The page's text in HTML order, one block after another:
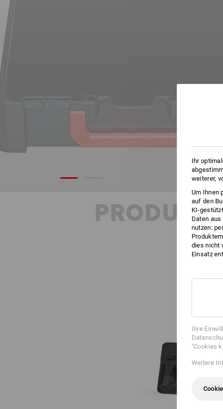
Ihr
weiterer,
Um Ihnen
auf den
KI-
Daten
nutzen:
dies nicht
Einsatz
Ihre
"Cookies
Weitere